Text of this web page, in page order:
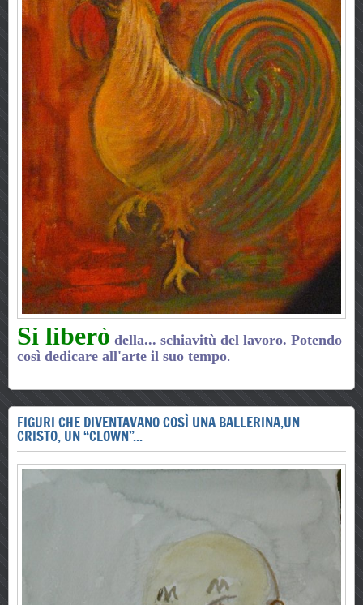
Si liberò della... schiavitù del lavoro. Potendo
così dedicare all'arte il suo tempo.
FIGURI CHE DIVENTAVANO COSÌ UNA BALLERINA,UN
CRISTO, UN “CLOWN”...